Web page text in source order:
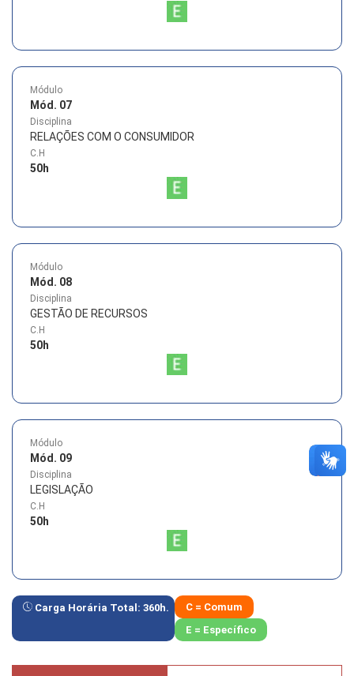
Módulo
Mód. 07
Disciplina
RELAÇÕES COM O CONSUMIDOR
C.H
50h
Módulo
Mód. 08
Disciplina
GESTÃO DE RECURSOS
C.H
50h
Módulo
Mód. 09
Disciplina
LEGISLAÇÃO
C.H
50h
Carga Horária Total: 360h.
C = Comum
E = Específico